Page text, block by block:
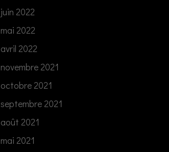
juin 2022
mai 2022
avril 2022
novembre 2021
octobre 2021
septembre 2021
août 2021
mai 2021